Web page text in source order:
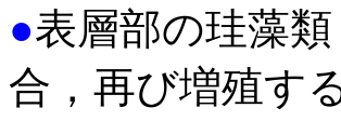
●表層部の珪藻
合，再び増殖す